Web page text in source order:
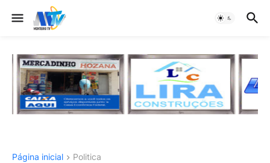
Página inicial Politica